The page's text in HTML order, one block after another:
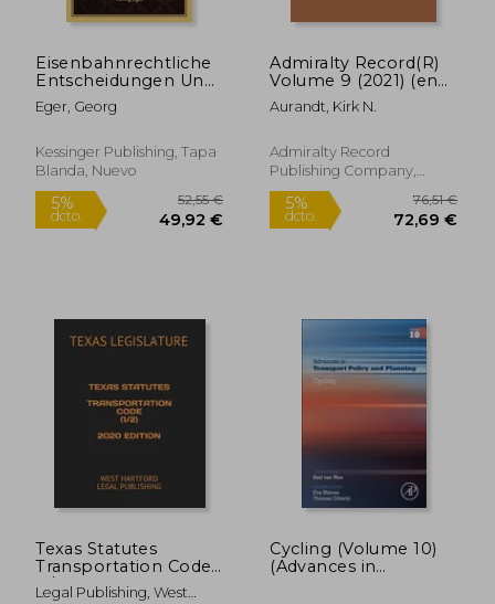
dcto.
Eisenbahnrechtliche
Entscheidungen Und
Abhandlungen V13
(1897) (en Alemán)
Eger, Georg
Kessinger Publishing, Tapa
Blanda, Nuevo
Admiralty Record(R)
Volume 9 (2021) (en
Inglés)
Aurandt, Kirk N.
Admiralty Record
Publishing Company,
L.L.C., Tapa Blanda, Nuevo
Texas Statutes
Transportation Code
(1/2) 2020 Edition:
Legal Publishing, West
Cycling (Volume 10)
(Advances in